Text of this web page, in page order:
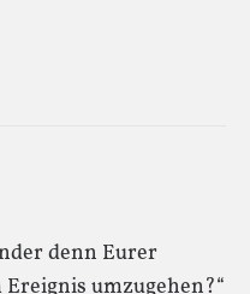
denn Eurer
umzugehen?“